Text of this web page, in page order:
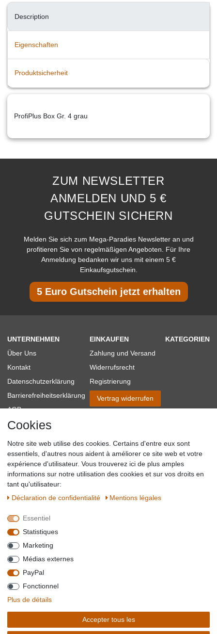
Description
Eigenschaften
Produktsicherheit
ProfiPlus Box Gr. 4 grau
ZUM NEWSLETTER
ANMELDEN UND 5 €
GUTSCHEIN SICHERN
Melden Sie sich zum Mega-Paradies Newsletter an und
profitieren Sie von regelmäßigen Angeboten. Für Ihre
Anmeldung bedanken wir uns mit einem 5 €
Einkaufsgutschein.
5 Euro Gutschein jetzt erhalten
UNTERNEHMEN
Über Uns
Kontakt
Datenschutzerklärung
Barrierefreiheitserklärung
AGB
Impressum
Blog
EINKAUFEN
Zahlung und Versand
Widerrufsrecht
Registrierung
Vertrag widerrufen
KATEGORIEN
SICHER EINKAUFEN
QUALITÄT
BESUCHEN SIE UNS AUF
WIR AKZEPTIEREN
*Alle Preise verstehen sich inkl. MwSt. zzgl. Versandkosten. **Gilt für Lieferungen
innerhalb deutschlands, Lieferzeiten für andere Länder entnehmen Sie bitte der
Schaltfäche mit denVersandinformationen. *** Bei den ausgewiesenen Versandkosten
handelt es sich um die StandardVersandkostenfür Deutschland, diese ändern sich je
nach Auswahl Ihres Lieferlandes.
Cookies
Notre site web utilise des cookies. Certains d'entre eux sont
essentiels, d'autres nous aident à améliorer ce site web et votre
expérience d'utilisateur. Vous trouverez ici de plus amples
informations sur notre utilisation des cookies et sur vos droits en
tant qu'utilisateur:
Déclaration de confidentialité
Mentions légales
Essentiel
Statistiques
Marketing
Médias externes
PayPal
Fonctionnel
Plus de détails
Accepter tous les